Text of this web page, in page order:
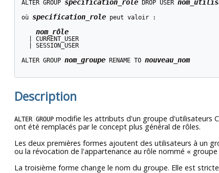
ALTER GROUP specification_role DROP USER
où specification_role peut valoir :
nom_rôle
  | CURRENT_USER
  | SESSION_USER
ALTER GROUP nom_groupe RENAME TO nouveau_nom
Description
ALTER GROUP modifie les attributs d'un groupe d'utilisateurs
ont été remplacés par le concept plus général de rôles.
Les deux premières formes ajoutent des utilisateurs à un
ou la révocation de l'appartenance au rôle nommé « groupe
La troisième forme change le nom du groupe. Elle est